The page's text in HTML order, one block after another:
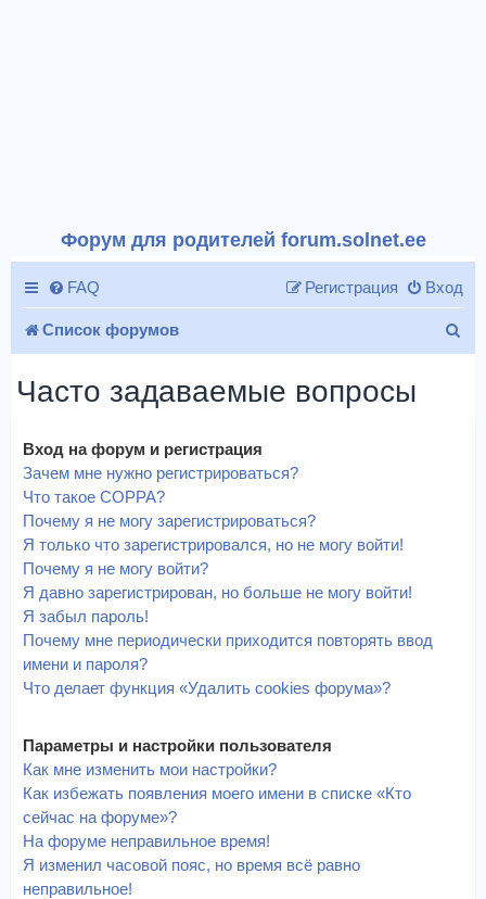
Форум для родителей forum.solnet.ee
FAQ Вход
Регистрация
Список форумов
Часто задаваемые вопросы
Вход на форум и регистрация
Зачем мне нужно регистрироваться?
Что такое COPPA?
Почему я не могу зарегистрироваться?
Я только что зарегистрировался, но не могу войти!
Почему я не могу войти?
Я давно зарегистрирован, но больше не могу войти!
Я забыл пароль!
Почему мне периодически приходится повторять ввод
имени и пароля?
Что делает функция «Удалить cookies форума»?
Параметры и настройки пользователя
Как мне изменить мои настройки?
Как избежать появления моего имени в списке «Кто
сейчас на форуме»?
На форуме неправильное время!
Я изменил часовой пояс, но время всё равно
неправильное!